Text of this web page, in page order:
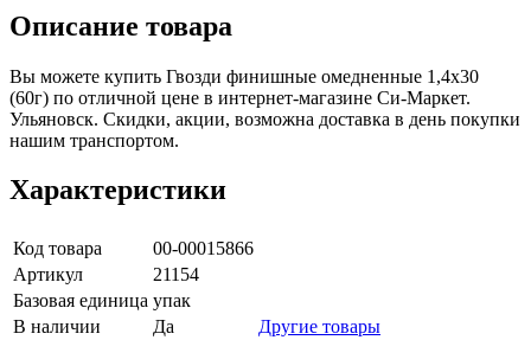
Описание товара
Вы можете купить Гвозди финишные омедненные 1,4х30
(60г) по отличной цене в интернет-магазине Си-Маркет.
Ульяновск. Скидки, акции, возможна доставка в день покупки
нашим транспортом.
Характеристики
Код товара
00-00015866
Артикул
21154
Базовая единица упак
В наличии
Да
Другие товары